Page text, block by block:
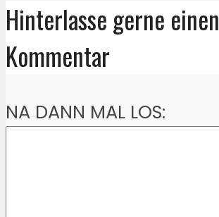
Hinterlasse gerne einen
Kommentar
NA DANN MAL LOS: